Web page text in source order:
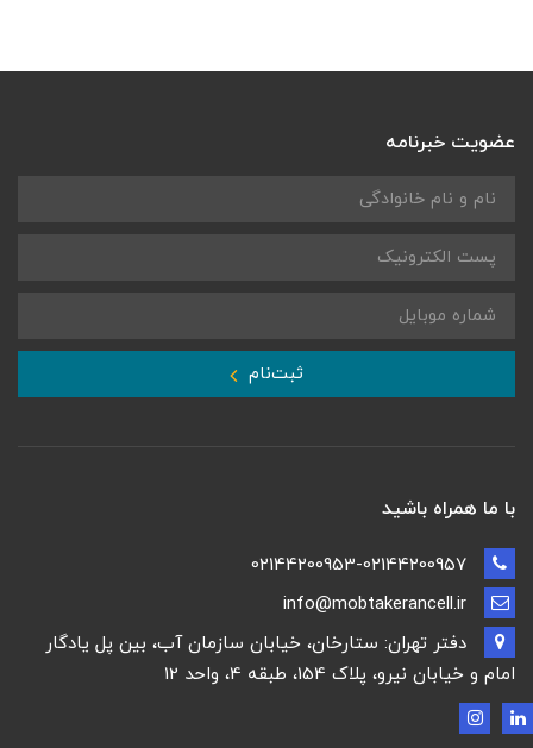
عضویت خبرنامه
ثبت‌نام
با ما همراه باشید
دفتر تهران: ستارخان، خیابان سازمان آب، بین پل یادگار
امام و خیابان نیرو، پلاک 154، طبقه 4، واحد 12